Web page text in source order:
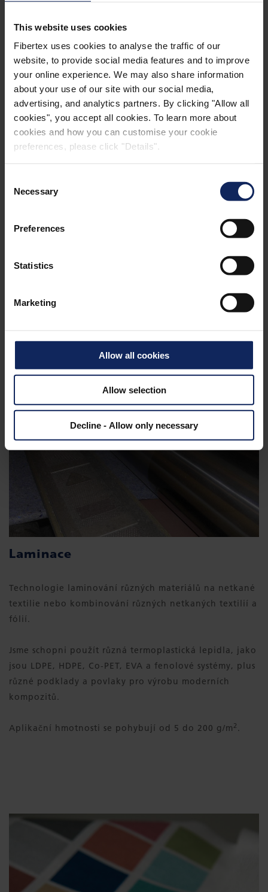
This website uses cookies
Fibertex uses cookies to analyse the traffic of our
website, to provide social media features and to improve
your online experience. We may also share information
about your use of our site with our social media,
advertising, and analytics partners. By clicking "Allow all
cookies", you accept all cookies. To learn more about
cookies and how you can customise your cookie
preferences, please click "Details".
Selection
Necessary
Preferences
Statistics
Marketing
Allow all cookies
Allow selection
Decline - Allow only necessary
při vystavení otevřenému ohni nebo zdrojům tepla
během konečného použití před vznícením.
Krytí a tvrdost, které vyhovují zvláštním
požadavkům na konečné použití nebo zpracování.
Chemická odolnost pro zvýšení životnosti našeho
materiálu ve speciálních aplikacích konečného
použití.
A na požádání mnoho a mnoho dalších
Úroveň a trvanlivost všech úprav jsou vyvíjeny na
základě konečných požadavků zákazníka. Naše
jednotnost, vysokou kvalitu a spolehlivost finálních
Laminace
Technologie laminování různých materiálů na netkané
textilie nebo kombinování různých netkaných textilií a
fólií.
Jsme schopni použít různá termoplastická lepidla, jako
jsou LDPE, HDPE, Co-PET, EVA a fenolové systémy, plus
různé podklady a povlaky pro výrobu moderních
kompozitů.
Aplikační hmotnosti se pohybují od 5 do 200 g/m 2 .